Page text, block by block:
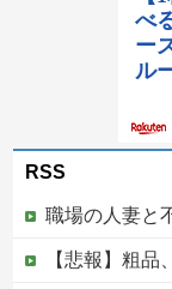
RSS
職場の人妻と
【悲報】粗品、永